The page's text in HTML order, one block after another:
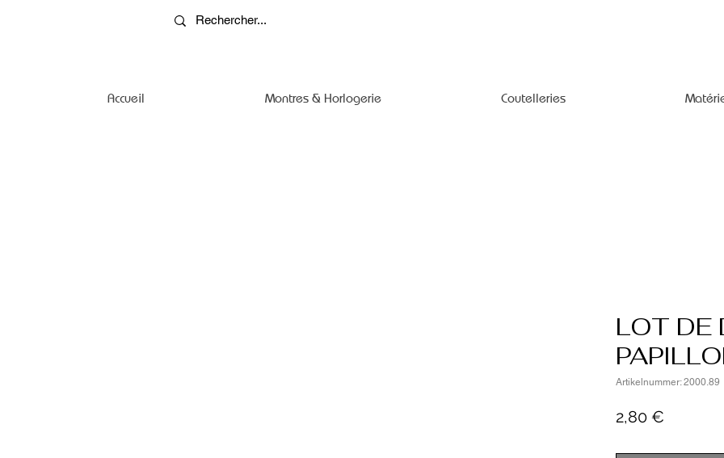
Accueil Montres & Horlogerie Coutelleries
LOT DE
Artikelnummer: 2000.89
2,80 €